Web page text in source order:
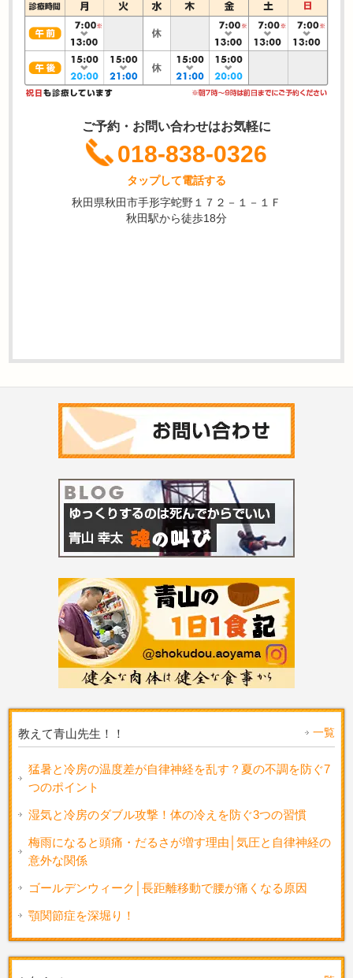
ご予約・お問い合わせはお気軽に
018-838-0326
タップして電話する
秋田県秋田市手形字蛇野１７２－１－１Ｆ
秋田駅から徒歩18分
教えて青山先生！！ 一覧
猛暑と冷房の温度差が自律神経を乱す？夏の不調を防ぐ7
つのポイント
湿気と冷房のダブル攻撃！体の冷えを防ぐ3つの習慣
梅雨になると頭痛・だるさが増す理由│気圧と自律神経の
意外な関係
ゴールデンウィーク│長距離移動で腰が痛くなる原因
顎関節症を深堀り！